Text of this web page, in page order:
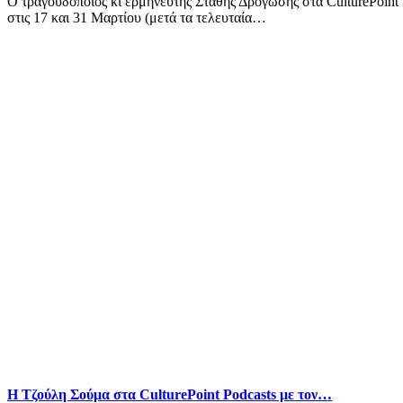
στις 17 και 31 Μαρτίου (μετά τα τελευταία…
Η Τζούλη Σούμα στα CulturePoint Podcasts με τον…